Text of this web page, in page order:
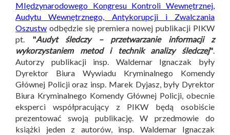
MIędzynarodowego Kongresu Kontroli Wewnętrznej,
Audytu Wewnętrznego, Antykorupcji i Zwalczania
Oszustw odbędzie się premiera nowej publikacji PIKW
pt. "Audyt śledczy – przetwarzanie informacji z
wykorzystaniem metod i technik analizy śledczej".
Autorzy publikacji insp. Waldemar Ignaczak były
Dyrektor Biura Wywiadu Kryminalnego Komendy
Głównej Policji oraz insp. Marek Dyjasz, były Dyrektor
Biura Kryminalnego Komendy Głównej Policji, obecnie
eksperci współpracujący z PIKW będą osobiście
prezentować swoją publikację. W przedmowie do
książki jeden z autorów, insp. Waldemar Ignaczak